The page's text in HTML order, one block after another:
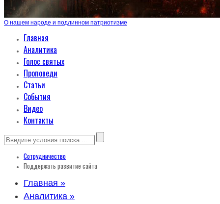
О нашем народе и подлинном патриотизме
Главная
Аналитика
Голос святых
Проповеди
Статьи
События
Видео
Контакты
Сотрудничество
Поддержать развитие сайта
Главная »
Аналитика »